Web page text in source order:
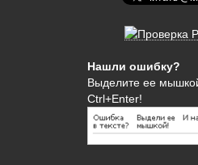
Нашли ошибку?
Выделите ее
Ctrl+Enter!